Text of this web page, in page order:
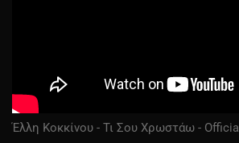
Έλλη Κοκκίνου - Τι Σου Χρωστάω -